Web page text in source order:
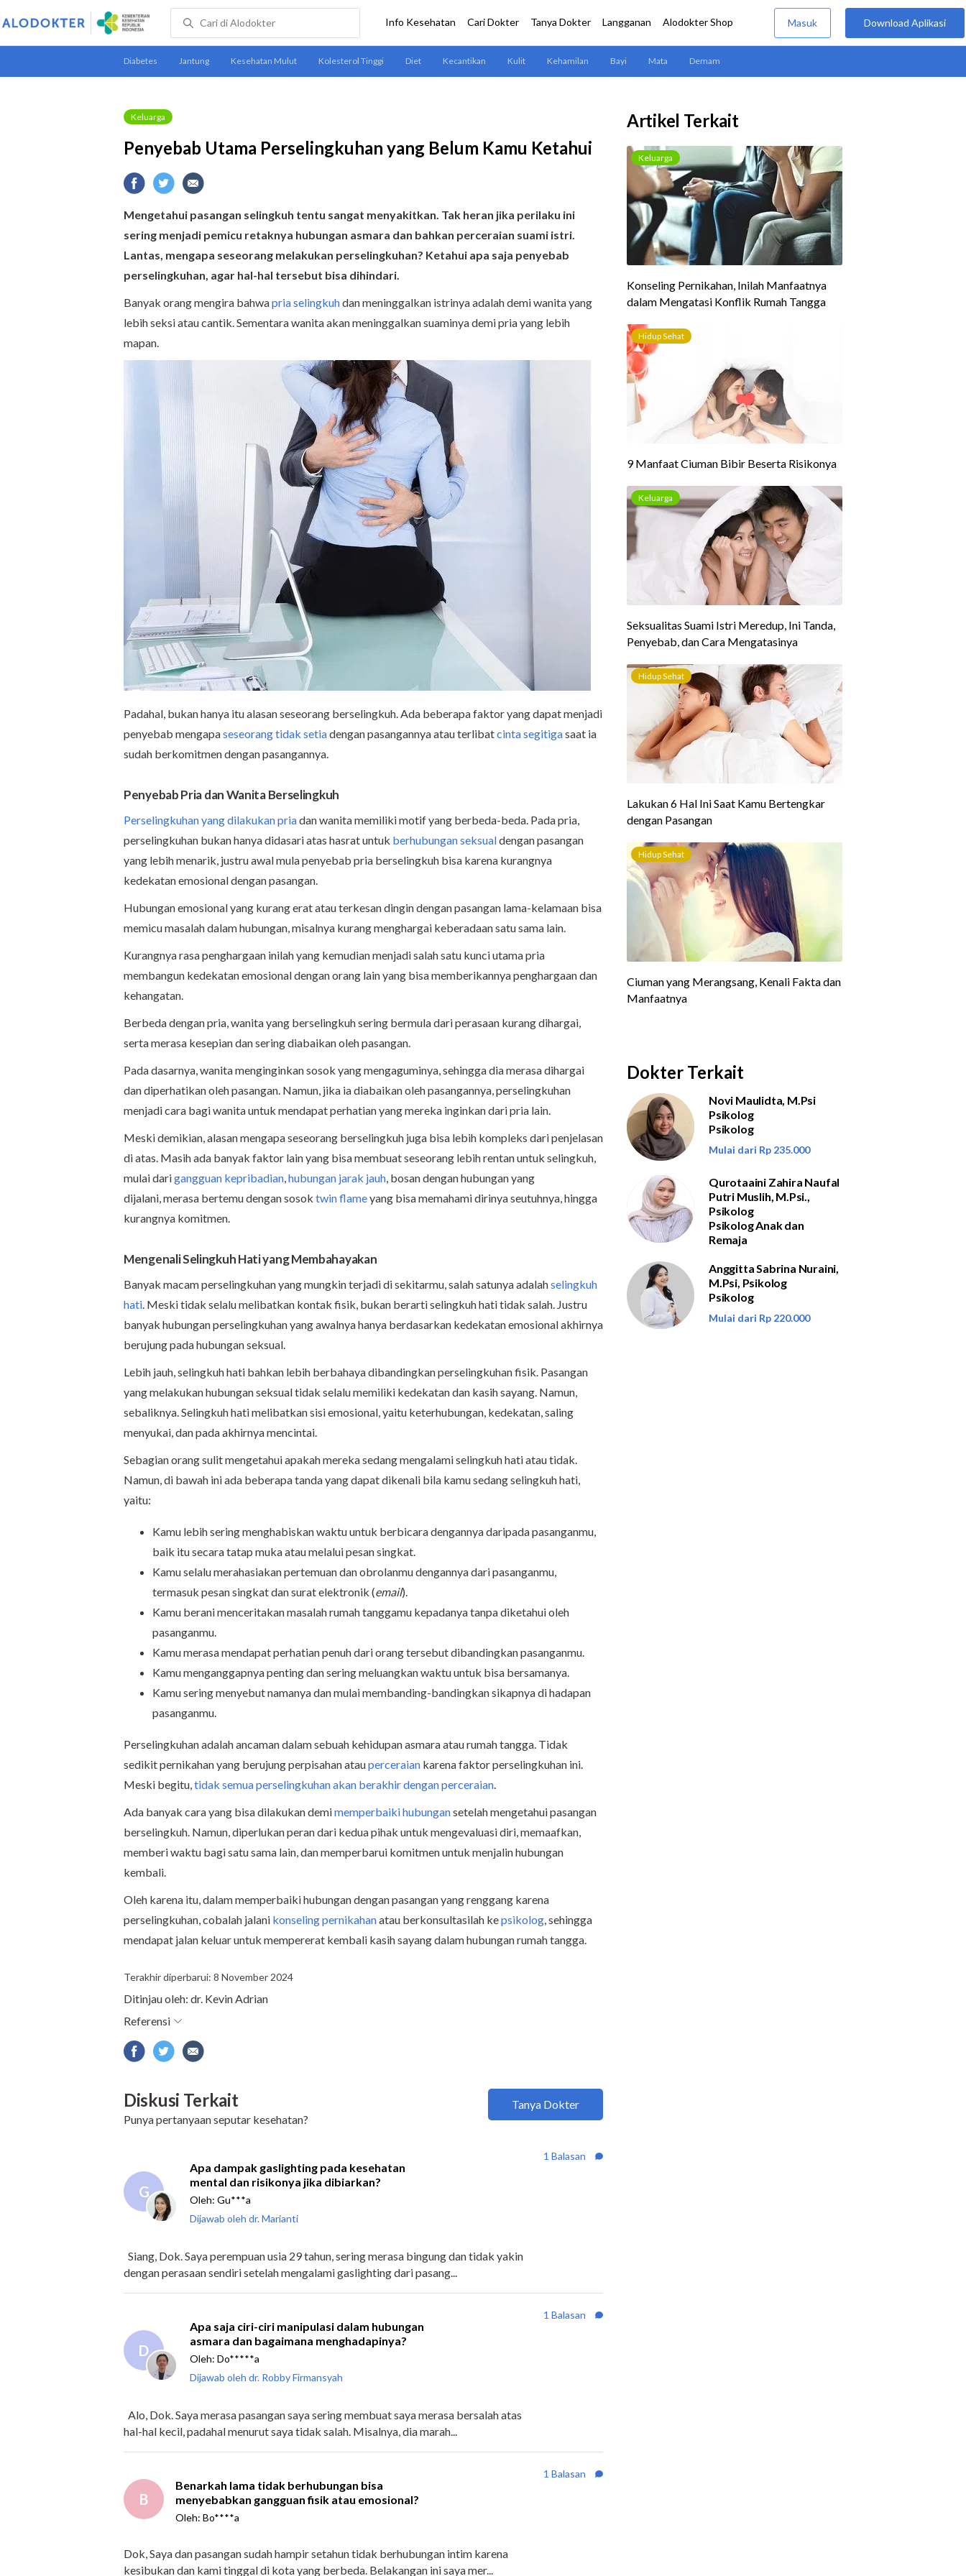
Keluarga
Penyebab Utama Perselingkuhan yang Belum Kamu Ketahui
Mengetahui pasangan selingkuh tentu sangat menyakitkan. Tak heran jika perilaku ini
sering menjadi pemicu retaknya hubungan asmara dan bahkan perceraian suami istri.
Lantas, mengapa seseorang melakukan perselingkuhan? Ketahui apa saja penyebab
perselingkuhan, agar hal-hal tersebut bisa dihindari.
Banyak orang mengira bahwapria selingkuhdan meninggalkan istrinya adalah demi wanita yang
lebih seksi atau cantik. Sementara wanita akan meninggalkan suaminya demi pria yang lebih
mapan.
Padahal, bukan hanya itu alasan seseorang berselingkuh. Ada beberapa faktor yang dapat menjadi
penyebab mengapaseseorang tidak setiadengan pasangannya atau terlibatcinta segitigasaat ia
sudah berkomitmen dengan pasangannya.
PenyebabPria dan Wanita Berselingkuh
Perselingkuhan yang dilakukan priadan wanita memiliki motif yang berbeda-beda. Pada pria,
perselingkuhan bukan hanya didasari atas hasrat untuk berhubungan seksualdengan pasangan
yang lebih menarik, justru awal mula penyebab pria berselingkuh bisa karena kurangnya
kedekatan emosional dengan pasangan.
Hubungan emosional yang kurang erat atau terkesan dingin dengan pasangan lama-kelamaan bisa
memicu masalah dalam hubungan, misalnya kurang menghargai keberadaan satu sama lain.
Kurangnya rasa penghargaan inilah yang kemudian menjadi salah satu kunci utama pria
membangun kedekatan emosional dengan orang lain yang bisa memberikannya penghargaan dan
kehangatan.
Berbeda dengan pria, wanita yang berselingkuh sering bermula dari perasaan kurang dihargai,
serta merasa kesepian dan sering diabaikan oleh pasangan.
Pada dasarnya, wanita menginginkan sosok yang mengaguminya, sehingga dia merasa dihargai
dan diperhatikan oleh pasangan. Namun, jika ia diabaikan oleh pasangannya, perselingkuhan
menjadi cara bagi wanita untuk mendapat perhatian yang mereka inginkan dari pria lain.
Meski demikian, alasan mengapa seseorang berselingkuh juga bisa lebih kompleks dari penjelasan
di atas. Masih ada banyak faktor lain yang bisa membuat seseorang lebih rentan untuk selingkuh,
mulai darigangguan kepribadian,hubungan jarak jauh, bosan dengan hubungan yang
dijalani, merasa bertemu dengan sosok twin flameyang bisa memahami dirinya seutuhnya, hingga
kurangnya komitmen.
Mengenali Selingkuh Hati yang Membahayakan
Banyak macam perselingkuhan yang mungkin terjadi di sekitarmu, salah satunya adalahselingkuh
hati. Meski tidak selalu melibatkan kontak fisik, bukan berarti selingkuh hati tidak salah. Justru
banyak hubungan perselingkuhan yang awalnya hanya berdasarkan kedekatan emosional akhirnya
berujung pada hubungan seksual.
Lebih jauh, selingkuh hati bahkan lebih berbahaya dibandingkan perselingkuhan fisik. Pasangan
yang melakukan hubungan seksual tidak selalu memiliki kedekatan dan kasih sayang. Namun,
sebaliknya. Selingkuh hati melibatkan sisi emosional, yaitu keterhubungan, kedekatan, saling
menyukai, dan pada akhirnya mencintai.
Sebagian orang sulit mengetahui apakah mereka sedang mengalami selingkuh hati atau tidak.
Namun, di bawah ini ada beberapa tanda yang dapat dikenali bila kamu sedang selingkuh hati,
yaitu:
Kamu lebih sering menghabiskan waktu untuk berbicara dengannya daripada pasanganmu,
baik itu secara tatap muka atau melalui pesan singkat.
Kamu selalu merahasiakan pertemuan dan obrolanmu dengannya dari pasanganmu,
termasuk pesan singkat dan surat elektronik (email).
Kamu berani menceritakan masalah rumah tanggamu kepadanya tanpa diketahui oleh
pasanganmu.
Kamu merasa mendapat perhatian penuh dari orang tersebut dibandingkan pasanganmu.
Kamu menganggapnya penting dan sering meluangkan waktu untuk bisa bersamanya.
Kamu sering menyebut namanya dan mulai membanding-bandingkan sikapnya di hadapan
pasanganmu.
Perselingkuhan adalah ancaman dalam sebuah kehidupan asmara atau rumah tangga. Tidak
sedikit pernikahan yang berujung perpisahan atauperceraian karena faktor perselingkuhan ini.
Meski begitu,tidak semua perselingkuhan akan berakhir dengan perceraian.
Ada banyak cara yang bisa dilakukan demimemperbaiki hubungansetelah mengetahui pasangan
berselingkuh. Namun, diperlukan peran dari kedua pihak untuk mengevaluasi diri, memaafkan,
memberi waktu bagi satu sama lain, dan memperbarui komitmen untuk menjalin hubungan
kembali.
Oleh karena itu, dalam memperbaiki hubungan dengan pasangan yang renggang karena
perselingkuhan, cobalah jalani konseling pernikahanatau berkonsultasilah kepsikolog, sehingga
mendapat jalan keluar untuk mempererat kembali kasih sayang dalam hubungan rumah tangga.
Terakhir diperbarui: 8 November 2024
Artikel Terkait
Dokter Terkait